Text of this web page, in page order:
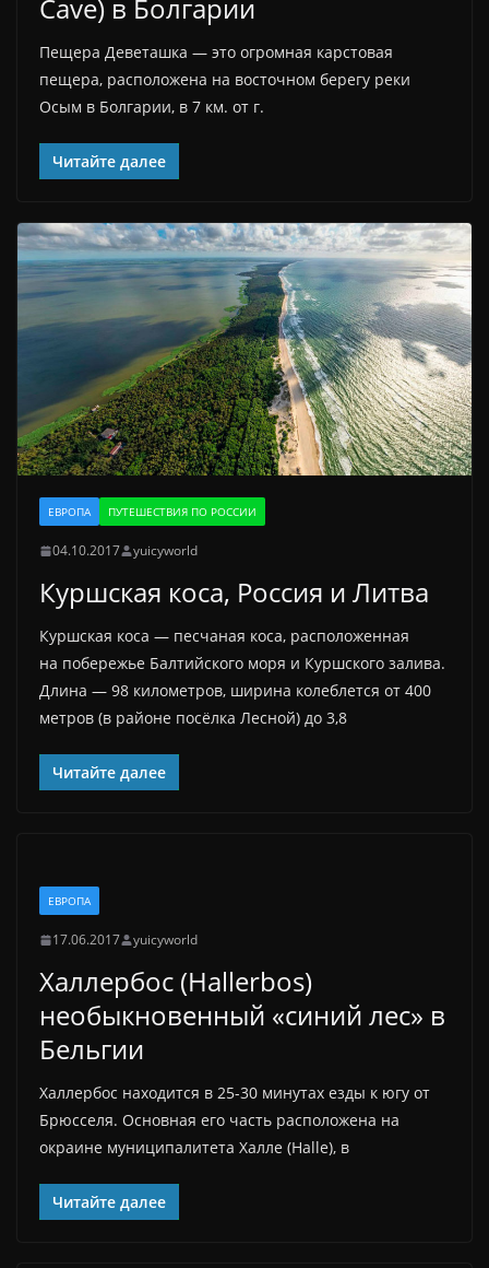
Cave) в Болгарии
Пещера Деветашка — это огромная карстовая
пещера, расположена на восточном берегу реки
Осым в Болгарии, в 7 км. от г.
Читайте далее
ЕВРОПА ПУТЕШЕСТВИЯ ПО РОССИИ
04.10.2017 yuicyworld
Куршская коса, Россия и Литва
Куршская коса — песчаная коса, расположенная
на побережье Балтийского моря и Куршского залива.
Длина — 98 километров, ширина колеблется от 400
метров (в районе посёлка Лесной) до 3,8
Читайте далее
ЕВРОПА
17.06.2017 yuicyworld
Халлербос (Hallerbos)
необыкновенный «синий лес» в
Бельгии
Халлербос находится в 25-30 минутах езды к югу от
Брюсселя. Основная его часть расположена на
окраине муниципалитета Халле (Halle), в
Читайте далее